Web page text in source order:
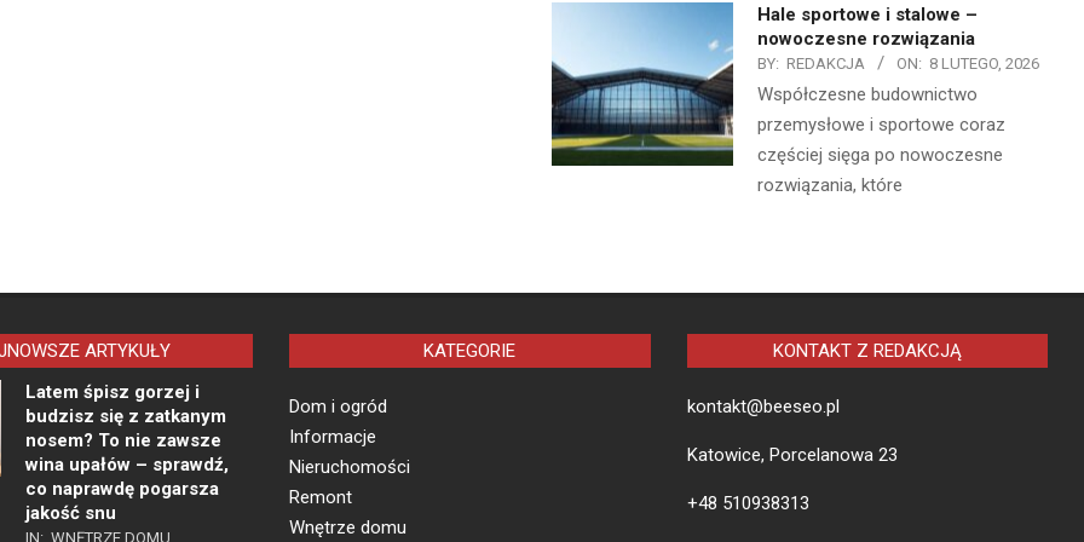
Hale sportowe i stalowe –
nowoczesne rozwiązania
BY: REDAKCJA ON: 8 LUTEGO, 2026
Współczesne budownictwo
przemysłowe i sportowe coraz
częściej sięga po nowoczesne
rozwiązania, które
ARTYKUŁY
Latem śpisz gorzej i
budzisz się z zatkanym
nosem? To nie zawsze
wina upałów – sprawdź,
co naprawdę pogarsza
jakość snu
IN: WNĘTRZE DOMU
KATEGORIE
Dom i ogród
Informacje
Nieruchomości
Remont
Wnętrze domu
KONTAKT Z REDAKCJĄ
kontakt@beeseo.pl
Katowice, Porcelanowa 23
+48 510938313